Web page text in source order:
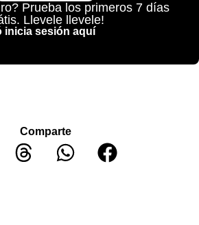
Prueba los primeros 7 días
Llevele llevele!
inicia sesión aquí
Comparte